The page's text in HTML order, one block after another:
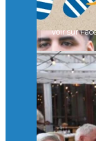
il y a 2 mois
Voir sur
🥳 Le
en